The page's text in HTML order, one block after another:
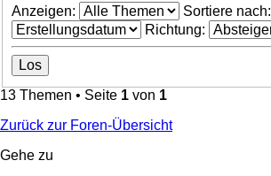
Anzeigen:
Sortiere nach:
Richtung:
13 Themen • Seite 1 von 1
Zurück zur Foren-Übersicht
Gehe zu